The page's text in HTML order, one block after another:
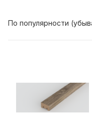
По популярности